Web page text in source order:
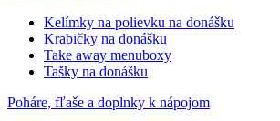
Kelímky na polievku na donášku
Krabičky na donášku
Take away menuboxy
Tašky na donášku
Poháre, fľaše a doplnky k nápojom